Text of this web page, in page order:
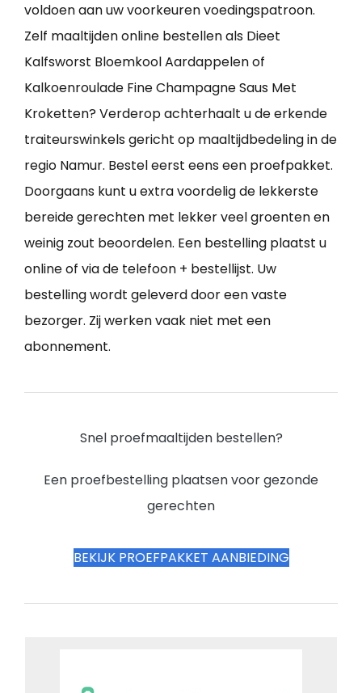
voldoen aan uw voorkeuren voedingspatroon.
Zelf maaltijden online bestellen als Dieet
Kalfsworst Bloemkool Aardappelen of
Kalkoenroulade Fine Champagne Saus Met
Kroketten? Verderop achterhaalt u de erkende
traiteurswinkels gericht op maaltijdbedeling in de
regio Namur. Bestel eerst eens een proefpakket.
Doorgaans kunt u extra voordelig de lekkerste
bereide gerechten met lekker veel groenten en
weinig zout beoordelen. Een bestelling plaatst u
online of via de telefoon + bestellijst. Uw
bestelling wordt geleverd door een vaste
bezorger. Zij werken vaak niet met een
abonnement.
Snel proefmaaltijden bestellen?
Een proefbestelling plaatsen voor gezonde
gerechten
BEKIJK PROEFPAKKET AANBIEDING